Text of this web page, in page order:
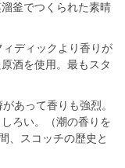
釜でつくられた素晴
ディックより香りが
酒を使用。最もスタ
あって香りも強烈。
ろい。（潮の香りを
、スコッチの歴史と